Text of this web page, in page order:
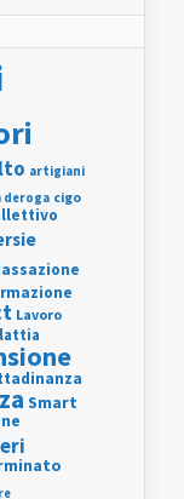
artigiani
deroga cigo
Lavoro
Smart